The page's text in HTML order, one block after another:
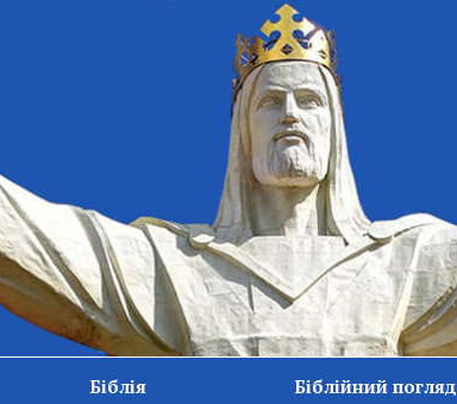
Біблія Біблійний погляд